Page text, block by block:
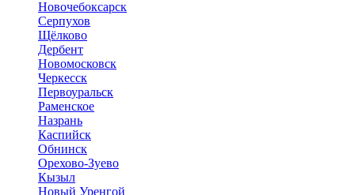
Новочебоксарск
Серпухов
Щёлково
Дербент
Новомосковск
Черкесск
Первоуральск
Раменское
Назрань
Каспийск
Обнинск
Орехово-Зуево
Кызыл
Новый Уренгой